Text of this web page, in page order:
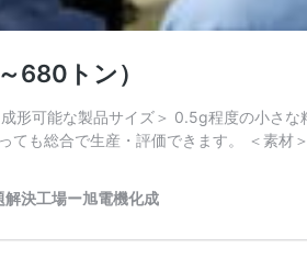
680トン）
形可能な製品サイズ＞ 0.5g程度の小さ
ても総合で生産・評価できます。 ＜素材
解決工場ー旭電機化成